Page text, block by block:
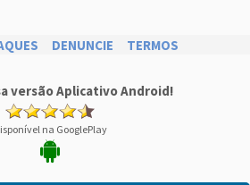
DENUNCIE TERMOS
versão Aplicativo Android!
na GooglePlay